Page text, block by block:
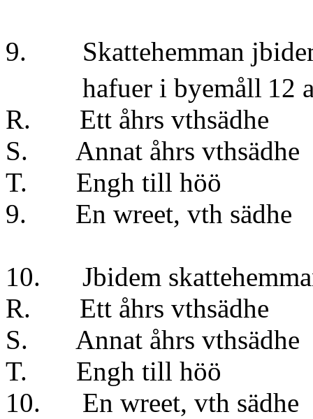
9. Skattehemman
hafuer i byemåll 12
R. Ett åhrs
S. Annat åhrs
T. Engh till
9. En wreet,
10. Jbidem
R. Ett åhrs
S. Annat åhrs
T. Engh till
10. En wreet,